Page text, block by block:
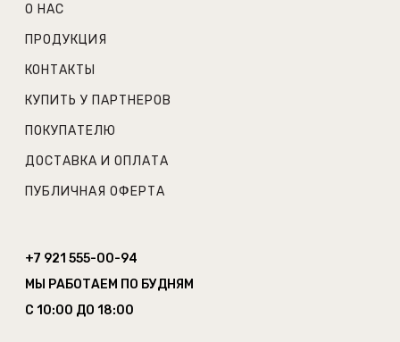
О НАС
ПРОДУКЦИЯ
КОНТАКТЫ
КУПИТЬ У ПАРТНЕРОВ
ПОКУПАТЕЛЮ
ДОСТАВКА И ОПЛАТА
ПУБЛИЧНАЯ ОФЕРТА
+7 921 555-00-94
МЫ РАБОТАЕМ ПО БУДНЯМ
С 10:00 ДО 18:00